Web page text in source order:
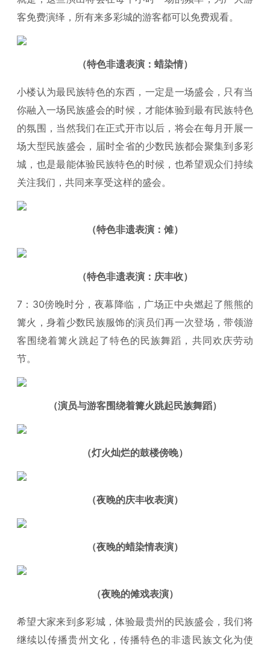
客免费演绎，所有来多彩城的游客都可以免费观看。
（特色非遗表演：蜡染情）
小楼认为最民族特色的东西，一定是一场盛会，只有当
你融入一场民族盛会的时候，才能体验到最有民族特色
的氛围，当然我们在正式开市以后，将会在每月开展一
场大型民族盛会，届时全省的少数民族都会聚集到多彩
城，也是最能体验民族特色的时候，也希望观众们持续
关注我们，共同来享受这样的盛会。
（特色非遗表演：傩）
（特色非遗表演：庆丰收）
7：30傍晚时分，夜幕降临，广场正中央燃起了熊熊的
篝火，身着少数民族服饰的演员们再一次登场，带领游
客围绕着篝火跳起了特色的民族舞蹈，共同欢庆劳动
节。
（演员与游客围绕着篝火跳起民族舞蹈）
（灯火灿烂的鼓楼傍晚）
（夜晚的庆丰收表演）
（夜晚的蜡染情表演）
（夜晚的傩戏表演）
希望大家来到多彩城，体验最贵州的民族盛会，我们将
继续以传播贵州文化，传播特色的非遗民族文化为使